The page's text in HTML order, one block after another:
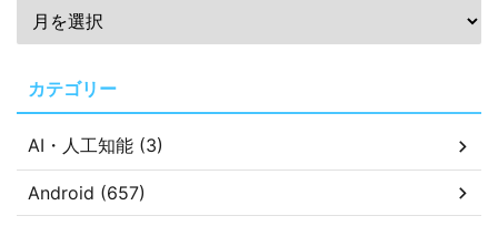
カテゴリー
AI・人工知能 (3)
Android (657)